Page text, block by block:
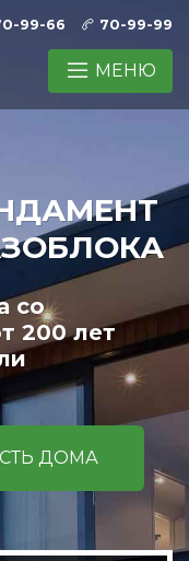
99-66 70-99-99
МЕНЮ
со
200 лет
ДОМА